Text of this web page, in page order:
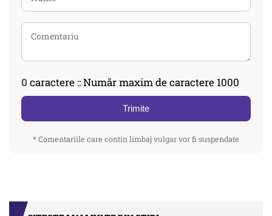
0 caractere :: Număr maxim de caractere 1000
Trimite
* Comentariile care contin limbaj vulgar vor fi suspendate